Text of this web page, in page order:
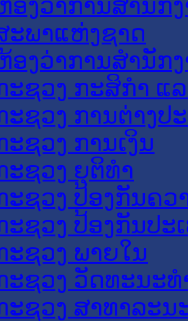
ອງວ່າການສໍານັກ
ະພາແຫ່ງຊາດ
ອງວ່າການສຳນັກ
ະຊວງ ກະສິກຳ ແ
ະຊວງ ການຕ່າງປ
ະຊວງ ການເງິນ
ະຊວງ ຍຸຕິທໍາ
ະຊວງ ປ້ອງກັນຄວ
ະຊວງ ປ້ອງກັນປະ
ະຊວງ ພາຍໃນ
ະຊວງ ວັດທະນະ
ະຊວງ ສາທາລະນ